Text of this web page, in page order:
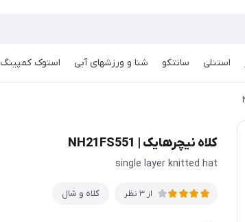
استنلی سانتکو شنا و ورزشهای آبی استوک کمپینگ
کلاه نیچرهایک | NH21FS551
single layer knitted hat
از 3 نظر کلاه و شال